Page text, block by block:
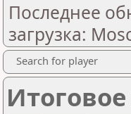
Последнее
загрузка:
Search for player